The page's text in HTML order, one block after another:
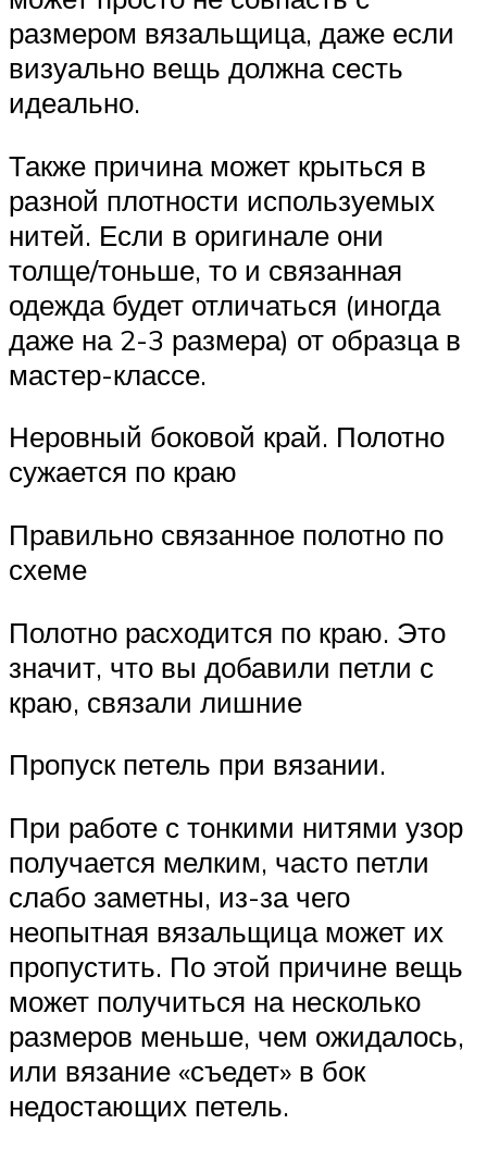
размером вязальщица, даже если
визуально вещь должна сесть
идеально.
Также причина может крыться в
разной плотности используемых
нитей. Если в оригинале они
толще/тоньше, то и связанная
одежда будет отличаться (иногда
даже на 2-3 размера) от образца в
мастер-классе.
Неровный боковой край. Полотно
сужается по краю
Правильно связанное полотно по
схеме
Полотно расходится по краю. Это
значит, что вы добавили петли с
краю, связали лишние
Пропуск петель при вязании.
При работе с тонкими нитями узор
получается мелким, часто петли
слабо заметны, из-за чего
неопытная вязальщица может их
пропустить. По этой причине вещь
может получиться на несколько
размеров меньше, чем ожидалось,
или вязание «съедет» в бок
недостающих петель.